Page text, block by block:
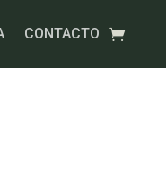
CONTACTO